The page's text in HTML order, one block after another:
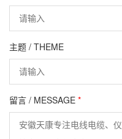
主题 / THEME
留言 / MESSAGE *